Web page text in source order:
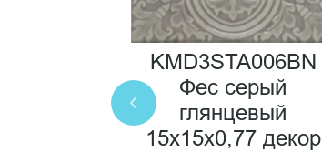
KMD3STA006BN
Фес серый
глянцевый
15x15x0,77 декор